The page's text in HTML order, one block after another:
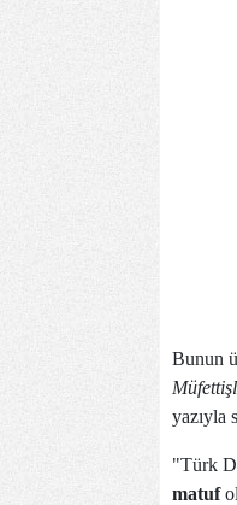
Bunun
yazıyla
"Türk
matuf